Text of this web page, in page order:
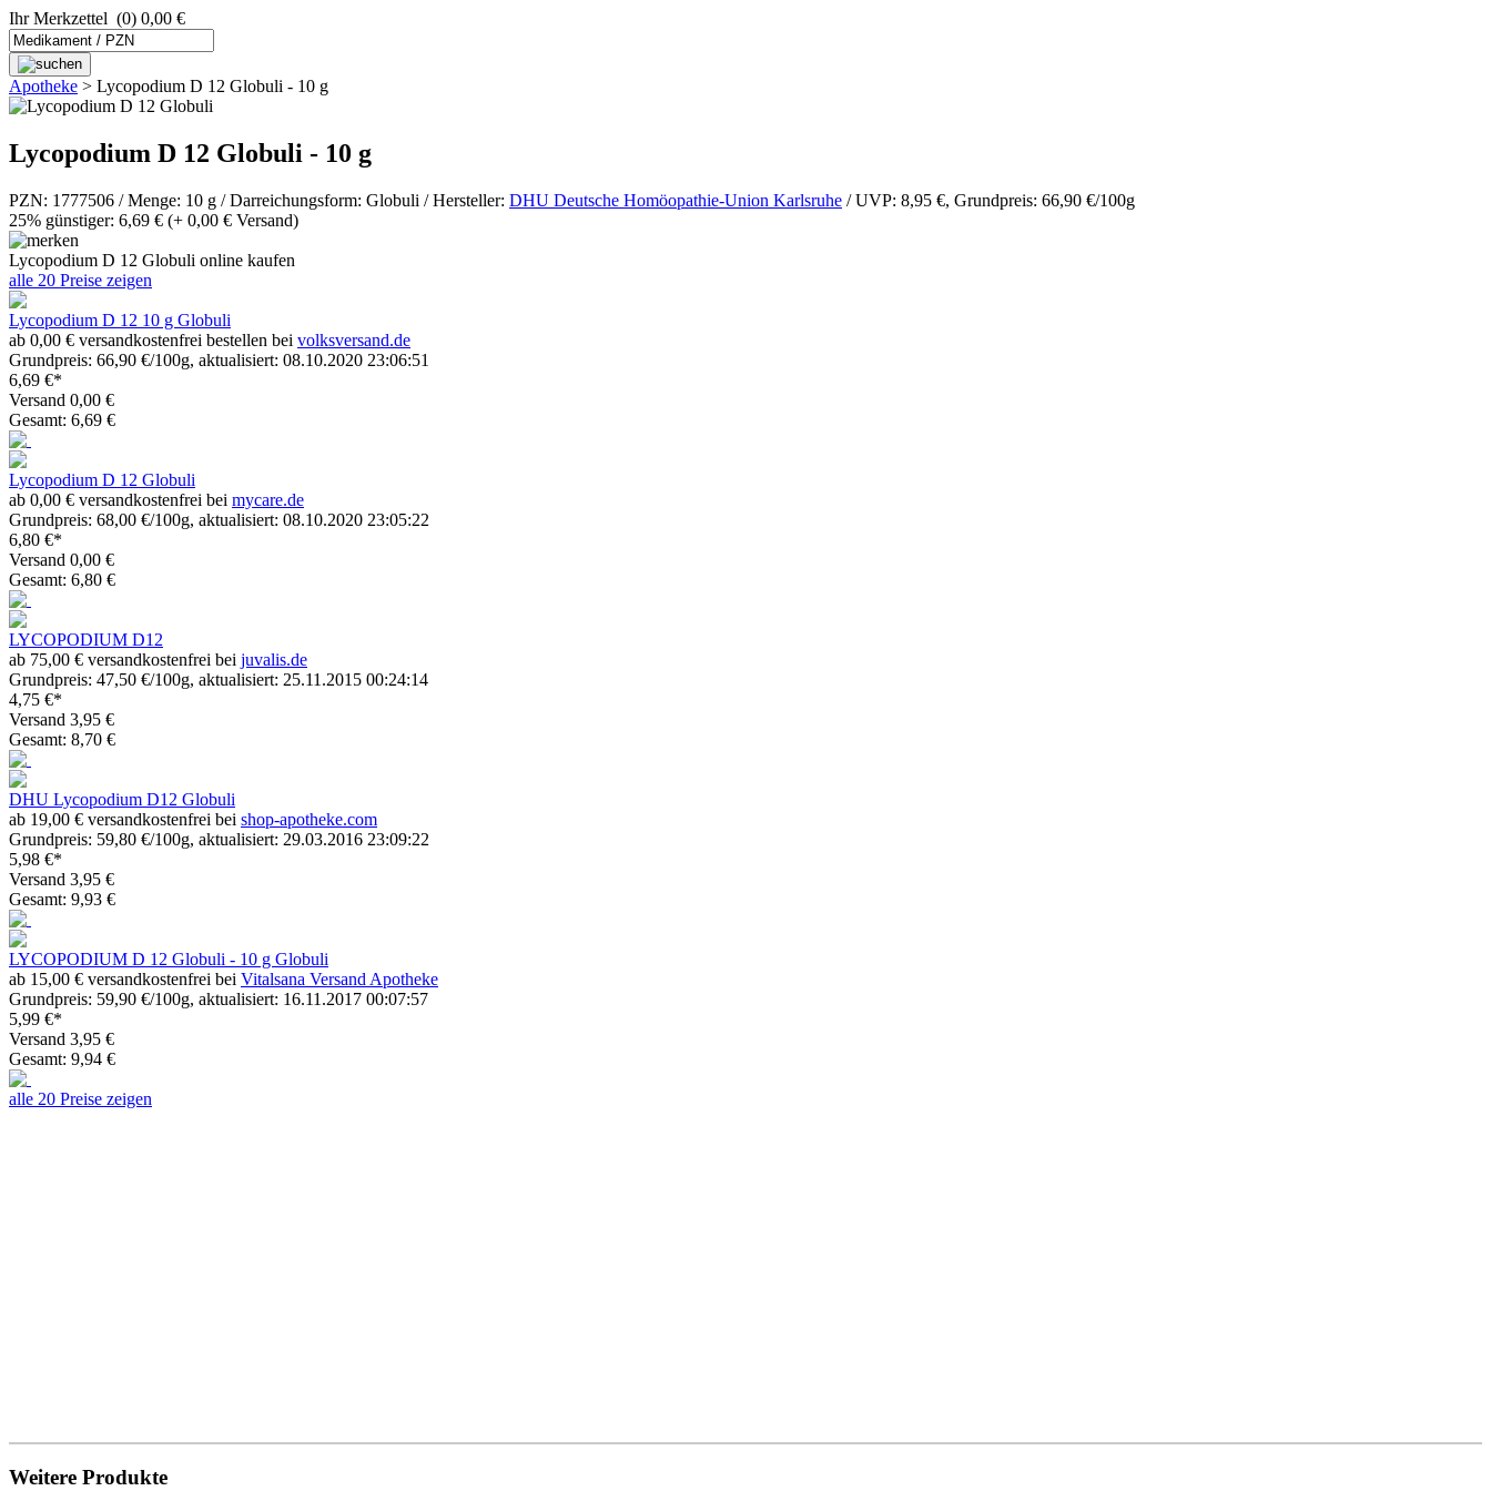
Ihr Merkzettel (0) 0,00 €
Apotheke > Lycopodium D 12 Globuli - 10 g
Lycopodium D 12 Globuli - 10 g
PZN: 1777506 / Menge: 10 g / Darreichungsform: Globuli / Hersteller: DHU Deutsche Homöopathie-Union Karlsruhe / UVP: 8,95 €, Grundpreis: 66,90 €/100g
25% günstiger: 6,69 € (+ 0,00 € Versand)
Lycopodium D 12 Globuli online kaufen
alle 20 Preise zeigen
Lycopodium D 12 10 g Globuli
ab 0,00 € versandkostenfrei bestellen bei volksversand.de
Grundpreis: 66,90 €/100g, aktualisiert: 08.10.2020 23:06:51
6,69 €*
Versand 0,00 €
Gesamt: 6,69 €
Lycopodium D 12 Globuli
ab 0,00 € versandkostenfrei bei mycare.de
Grundpreis: 68,00 €/100g, aktualisiert: 08.10.2020 23:05:22
6,80 €*
Versand 0,00 €
Gesamt: 6,80 €
LYCOPODIUM D12
ab 75,00 € versandkostenfrei bei juvalis.de
Grundpreis: 47,50 €/100g, aktualisiert: 25.11.2015 00:24:14
4,75 €*
Versand 3,95 €
Gesamt: 8,70 €
DHU Lycopodium D12 Globuli
ab 19,00 € versandkostenfrei bei shop-apotheke.com
Grundpreis: 59,80 €/100g, aktualisiert: 29.03.2016 23:09:22
5,98 €*
Versand 3,95 €
Gesamt: 9,93 €
LYCOPODIUM D 12 Globuli - 10 g Globuli
ab 15,00 € versandkostenfrei bei Vitalsana Versand Apotheke
Grundpreis: 59,90 €/100g, aktualisiert: 16.11.2017 00:07:57
5,99 €*
Versand 3,95 €
Gesamt: 9,94 €
alle 20 Preise zeigen
Weitere Produkte